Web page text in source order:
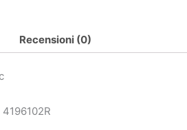
Recensioni (0)